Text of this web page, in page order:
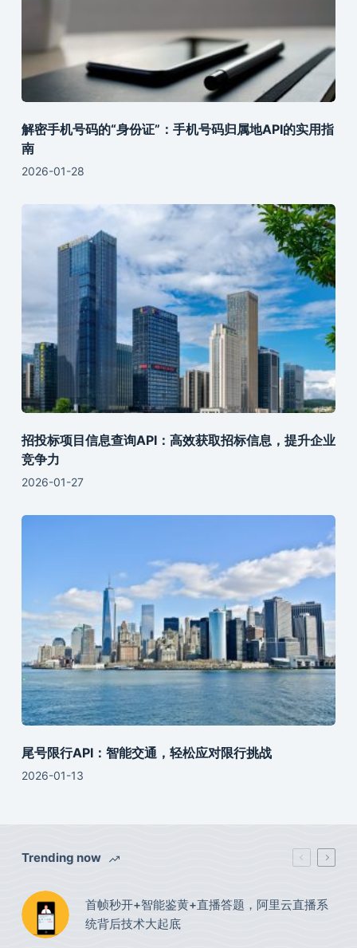
解密手机号码的“身份证”：手机号码归属地API的实用指
南
2026-01-28
招投标项目信息查询API：高效获取招标信息，提升企业
竞争力
2026-01-27
尾号限行API：智能交通，轻松应对限行挑战
2026-01-13
Trending now
首帧秒开+智能鉴黄+直播答题，阿里云直播系
统背后技术大起底